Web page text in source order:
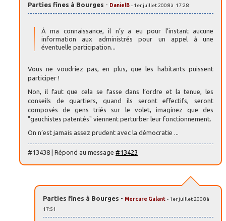
Parties fines à Bourges - DanielB - 1er juillet 2008 à 17:28
À ma connaissance, il n’y a eu pour l’instant aucune
information aux administrés pour un appel à une
éventuelle participation...
Vous ne voudriez pas, en plus, que les habitants puissent
participer !
Non, il faut que cela se fasse dans l’ordre et la tenue, les
conseils de quartiers, quand ils seront effectifs, seront
composés de gens triés sur le volet, imaginez que des
"gauchistes patentés" viennent perturber leur fonctionnement.
On n’est jamais assez prudent avec la démocratie ...
#13438 | Répond au message #13423
Parties fines à Bourges - Mercure Galant - 1er juillet 2008 à
17:51